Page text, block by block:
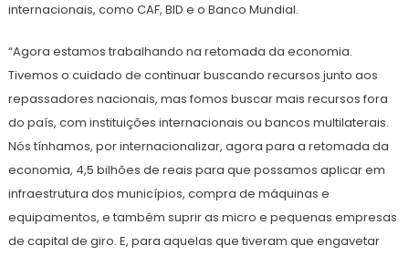
internacionais, como CAF, BID e o Banco Mundial.
“Agora estamos trabalhando na retomada da economia.
Tivemos o cuidado de continuar buscando recursos junto aos
repassadores nacionais, mas fomos buscar mais recursos fora
do país, com instituições internacionais ou bancos multilaterais.
Nós tínhamos, por internacionalizar, agora para a retomada da
economia, 4,5 bilhões de reais para que possamos aplicar em
infraestrutura dos municípios, compra de máquinas e
equipamentos, e também suprir as micro e pequenas empresas
de capital de giro. E, para aquelas que tiveram que engavetar